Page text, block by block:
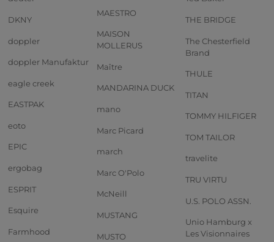
DKNY
doppler
doppler Manufaktur
eagle creek
EASTPAK
eoto
EPIC
ergobag
ESPRIT
Esquire
Farmhood
MAESTRO
MAISON
MOLLERUS
Maître
MANDARINA DUCK
mano
Marc Picard
march
Marc O'Polo
McNeill
MUSTANG
MUSTO
THE BRIDGE
The Chesterfield
Brand
THULE
TITAN
TOMMY HILFIGER
TOM TAILOR
travelite
TRU VIRTU
U.S. POLO ASSN.
Unio Hamburg x
Les Visionnaires